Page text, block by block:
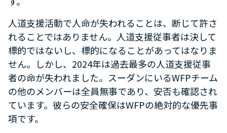
人道支援活動で人命が失われることは、断じて許さ
れることではありません。人道支援従事者は決して
標的ではないし、標的になることがあってはなりま
せん。しかし、 2024年は過去最多の人道支援従事
者の命が失われました。スーダンにいるWFPチーム
の他のメンバーは全員無事であり、安否も確認され
ています。彼らの安全確保はWFPの絶対的な優先事
項です。